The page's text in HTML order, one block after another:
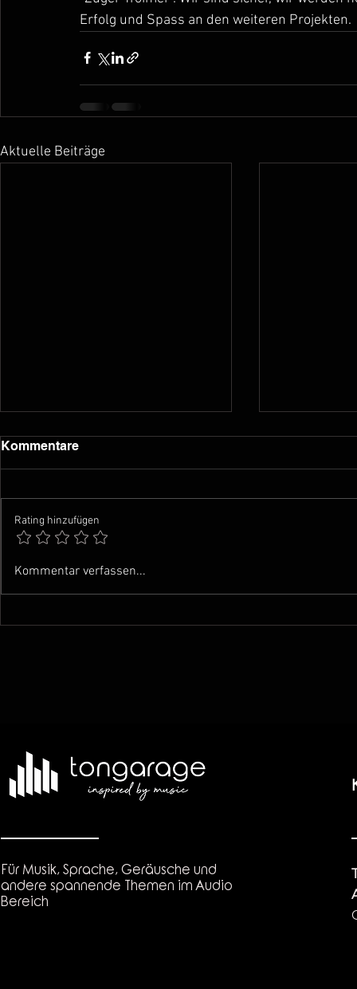
Erfolg und Spass an den weiteren Projekten.
Aktuelle Beiträge
Musikschule Baar -
Kommentare
Rating hinzufügen
Kommentar verfassen...
Für Musik, Sprache, Geräusche und
andere spannende Themen im Audio
Bereich